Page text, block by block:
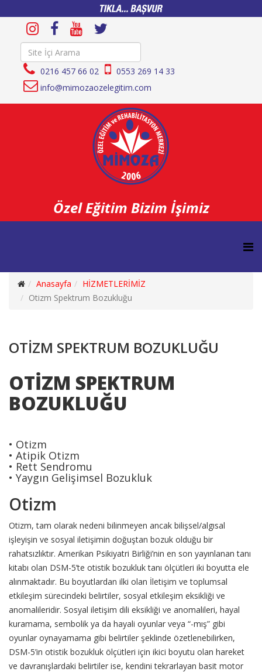
0216 457 66 02
0553 269 14 33
info@mimozaozelegitim.com
Özel Eğitim Bizim İşimiz
Anasayfa
HİZMETLERİMİZ
Otizm Spektrum Bozukluğu
OTİZM SPEKTRUM BOZUKLUĞU
OTİZM SPEKTRUM
BOZUKLUĞU
• Otizm
• Atipik Otizm
• Rett Sendromu
• Yaygın Gelişimsel Bozukluk
Otizm
Otizm, tam olarak nedeni bilinmeyen ancak bilişsel/algısal
işleyişin ve sosyal iletişimin doğuştan bozuk olduğu bir
rahatsızlıktır. Amerikan Psikiyatri Birliği’nin en son yayınlanan tanı
kitabı olan DSM-5’te otistik bozukluk tanı ölçütleri iki boyutta ele
alınmaktadır. Bu boyutlardan ilki olan İletişim ve toplumsal
etkileşim sürecindeki belirtiler, sosyal etkileşim eksikliği ve
anomalileridir. Sosyal iletişim dili eksikliği ve anomalileri, hayal
kuramama, sembolik ya da hayali oyunlar veya “-mış” gibi
oyunlar oynayamama gibi belirtiler şeklinde özetlenebilirken,
DSM-5’in otistik bozukluk ölçütleri için ikici boyutu olan hareket
ve davranışlardaki belirtiler ise, kendini tekrarlayan basit motor